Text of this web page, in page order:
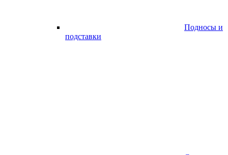
Подносы и
подставки